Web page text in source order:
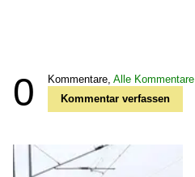
0 Kommentare, Alle Kommentare
Kommentar verfassen